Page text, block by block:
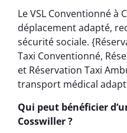
Le VSL Conventionné à
déplacement adapté,
sécurité sociale.
Taxi Conventionné,
et Réservation Taxi
transport médical
Qui peut bénéficier
Cosswiller ?